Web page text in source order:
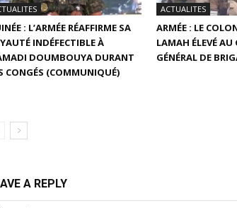
: L’ARMÉE RÉAFFIRME SA
INDÉFECTIBLE À
DOUMBOUYA DURANT
CONGÉS (COMMUNIQUÉ)
ACTUALITES
ARMÉE : LE
LAMAH ÉLEVÉ AU
GÉNÉRAL DE
A REPLY